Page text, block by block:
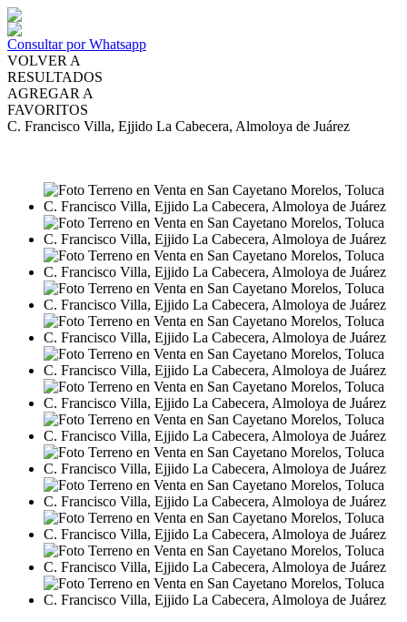
Consultar por Whatsapp
VOLVER A
RESULTADOS
AGREGAR A
FAVORITOS
C. Francisco Villa, Ejjido La Cabecera, Almoloya de Juárez